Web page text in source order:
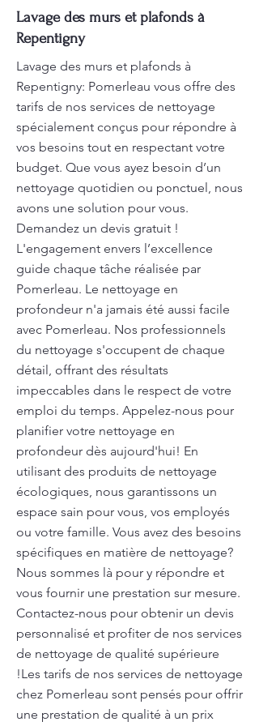
Lavage des murs et plafonds à
Repentigny
Lavage des murs et plafonds à
Repentigny: Pomerleau vous offre des
tarifs de nos services de nettoyage
spécialement conçus pour répondre à
vos besoins tout en respectant votre
budget. Que vous ayez besoin d’un
nettoyage quotidien ou ponctuel, nous
avons une solution pour vous.
Demandez un devis gratuit !
L'engagement envers l’excellence
guide chaque tâche réalisée par
Pomerleau. Le nettoyage en
profondeur n'a jamais été aussi facile
avec Pomerleau. Nos professionnels
du nettoyage s'occupent de chaque
détail, offrant des résultats
impeccables dans le respect de votre
emploi du temps. Appelez-nous pour
planifier votre nettoyage en
profondeur dès aujourd'hui! En
utilisant des produits de nettoyage
écologiques, nous garantissons un
espace sain pour vous, vos employés
ou votre famille. Vous avez des besoins
spécifiques en matière de nettoyage?
Nous sommes là pour y répondre et
vous fournir une prestation sur mesure.
Contactez-nous pour obtenir un devis
personnalisé et profiter de nos services
de nettoyage de qualité supérieure
!Les tarifs de nos services de nettoyage
chez Pomerleau sont pensés pour offrir
une prestation de qualité à un prix